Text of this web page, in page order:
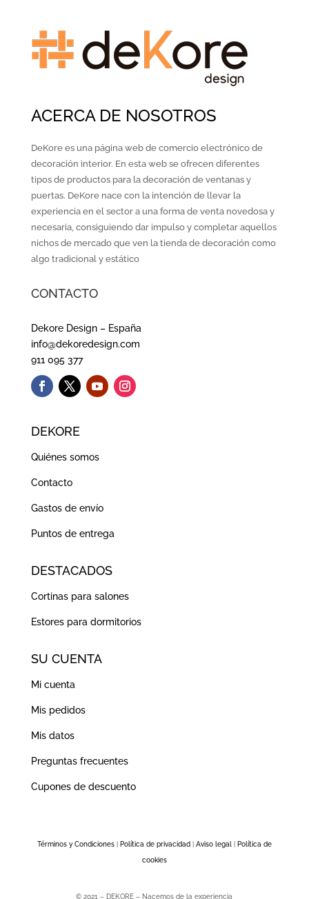
ACERCA DE NOSOTROS
DeKore es una página web de comercio electrónico de
decoración interior. En esta web se ofrecen diferentes
tipos de productos para la decoración de ventanas y
puertas. DeKore nace con la intención de llevar la
experiencia en el sector a una forma de venta novedosa y
necesaria, consiguiendo dar impulso y completar aquellos
nichos de mercado que ven la tienda de decoración como
algo tradicional y estático
CONTACTO
Dekore Design – España
info@dekoredesign.com
911 095 377
DEKORE
Quiénes somos
Contacto
Gastos de envío
Puntos de entrega
DESTACADOS
Cortinas para salones
Estores para dormitorios
SU CUENTA
Mi cuenta
Mis pedidos
Mis datos
Preguntas frecuentes
Cupones de descuento
Términos y Condiciones| Política de privacidad Aviso legal Política de
cookies
© 2021 – DEKORE – Nacemos de la experiencia